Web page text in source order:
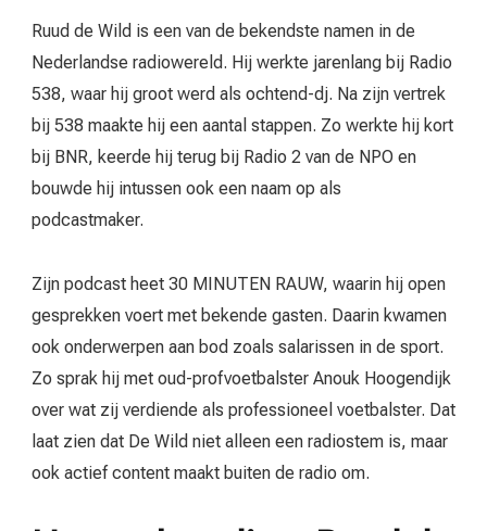
Ruud de Wild is een van de bekendste namen in de
Nederlandse radiowereld. Hij werkte jarenlang bij Radio
538, waar hij groot werd als ochtend-dj. Na zijn vertrek
bij 538 maakte hij een aantal stappen. Zo werkte hij kort
bij BNR, keerde hij terug bij Radio 2 van de NPO en
bouwde hij intussen ook een naam op als
podcastmaker.
Zijn podcast heet 30 MINUTEN RAUW, waarin hij open
gesprekken voert met bekende gasten. Daarin kwamen
ook onderwerpen aan bod zoals salarissen in de sport.
Zo sprak hij met oud-profvoetbalster Anouk Hoogendijk
over wat zij verdiende als professioneel voetbalster. Dat
laat zien dat De Wild niet alleen een radiostem is, maar
ook actief content maakt buiten de radio om.